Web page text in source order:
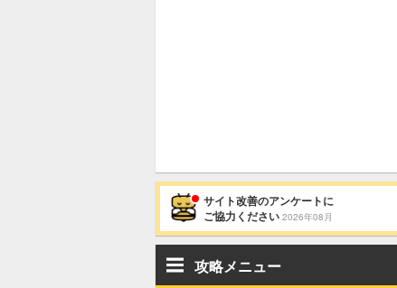
サイト改善のアンケートに
ご協力ください 2026年08月
攻略メニュー